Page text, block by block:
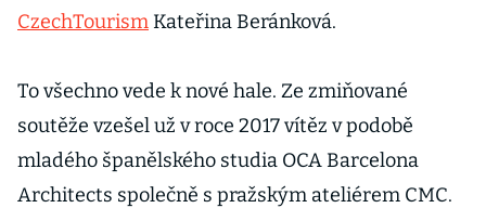
CzechTourismKateřina Beránková.
To všechno vede k nové hale. Ze zmiňované
soutěže vzešel už v roce 2017 vítěz v podobě
mladého španělského studia OCA Barcelona
Architects společně s pražským ateliérem CMC.